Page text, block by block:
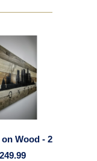
Wood - 2